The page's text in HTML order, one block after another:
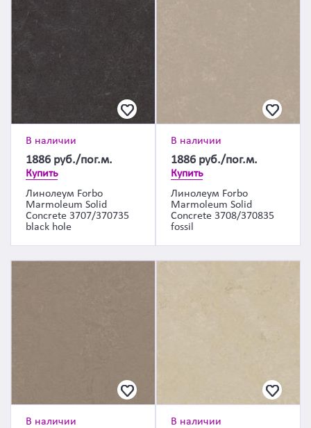
В наличии
1886 руб./пог.м.
Купить
Линолеум Forbo
Marmoleum Solid
Concrete 3707/370735
black hole
В наличии
1886 руб./пог.м.
Купить
Линолеум Forbo
Marmoleum Solid
Concrete 3708/370835
fossil
В наличии В наличии